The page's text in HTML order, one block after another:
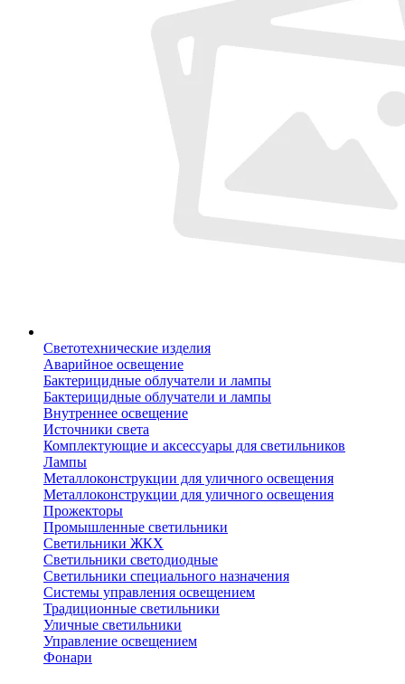
Светотехнические изделия
Аварийное освещение
Бактерицидные облучатели и лампы
Бактерицидные облучатели и лампы
Внутреннее освещение
Источники света
Комплектующие и аксессуары для светильников
Лампы
Металлоконструкции для уличного освещения
Металлоконструкции для уличного освещения
Прожекторы
Промышленные светильники
Светильники ЖКХ
Светильники светодиодные
Светильники специального назначения
Системы управления освещением
Традиционные светильники
Уличные светильники
Управление освещением
Фонари